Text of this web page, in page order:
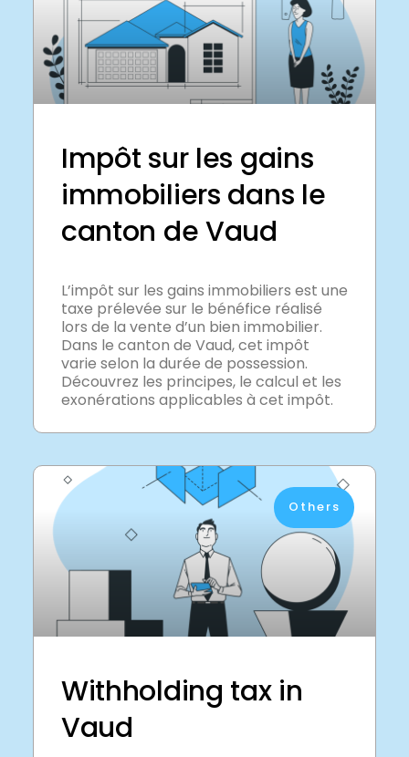
Impôt sur les gains
immobiliers dans le
canton de Vaud
L’impôt sur les gains immobiliers est une
taxe prélevée sur le bénéfice réalisé
lors de la vente d’un bien immobilier.
Dans le canton de Vaud, cet impôt
varie selon la durée de possession.
Découvrez les principes, le calcul et les
exonérations applicables à cet impôt.
Others
Withholding tax in
Vaud